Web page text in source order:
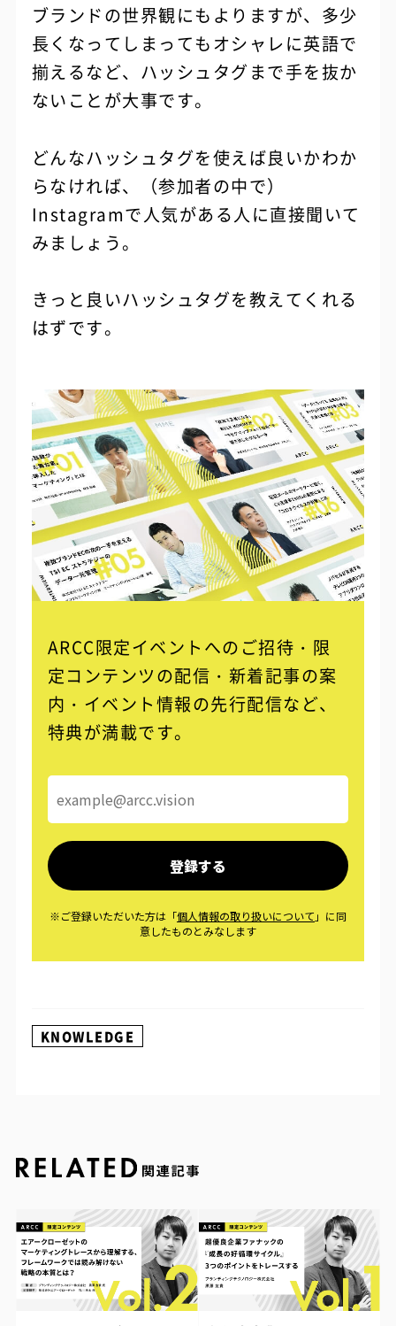
ブランドの世界観にもよりますが、多少
長くなってしまってもオシャレに英語で
揃えるなど、ハッシュタグまで手を抜か
ないことが大事です。
どんなハッシュタグを使えば良いかわか
らなければ、（参加者の中で）
Instagramで人気がある人に直接聞いて
みましょう。
きっと良いハッシュタグを教えてくれる
はずです。
ARCC限定イベントへのご招待・限
定コンテンツの配信・ 新着記事の案
内・イベント情報の先行配信など、
特典が満載です。
KNOWLEDGE